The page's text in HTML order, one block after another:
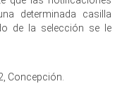
determinada casilla
de la selección se le
Concepción.